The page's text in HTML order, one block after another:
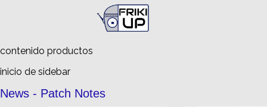
Busca en
FrikiUp
contenido productos
inicio de sidebar
News - Patch Notes